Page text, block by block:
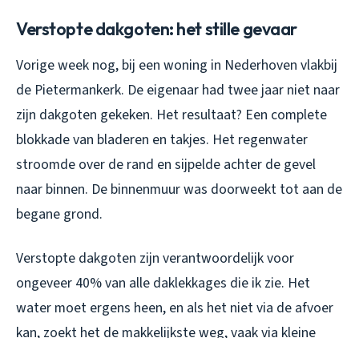
Verstopte dakgoten: het stille gevaar
Vorige week nog, bij een woning in Nederhoven vlakbij
de Pietermankerk. De eigenaar had twee jaar niet naar
zijn dakgoten gekeken. Het resultaat? Een complete
blokkade van bladeren en takjes. Het regenwater
stroomde over de rand en sijpelde achter de gevel
naar binnen. De binnenmuur was doorweekt tot aan de
begane grond.
Verstopte dakgoten zijn verantwoordelijk voor
ongeveer 40% van alle daklekkages die ik zie. Het
water moet ergens heen, en als het niet via de afvoer
kan, zoekt het de makkelijkste weg, vaak via kleine